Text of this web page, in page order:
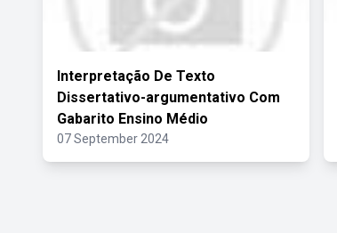
Interpretação De Texto
Dissertativo-argumentativo Com
Gabarito Ensino Médio
07 September 2024